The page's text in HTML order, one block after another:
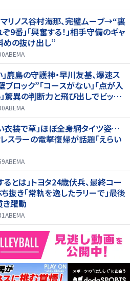
マリノス谷村海那、完璧ムーブ→“裏
9番」「興奮する！」相手守備のギャ
めの抜け出し”
ABEMA
」鹿島の守護神・早川友基、爆速ス
ロック”「コースがない」「点が入
驚異の判断力と飛び出しでビッグ
ABEMA
衣装で草」ほぼ全身網タイツ姿…
スラーの電撃復帰が話題「えらい
ABEMA
るとは」トヨタ24歳伏兵、最終コー
抜き「常軌を逸したラリーで」最後
き躍動
ABEMA